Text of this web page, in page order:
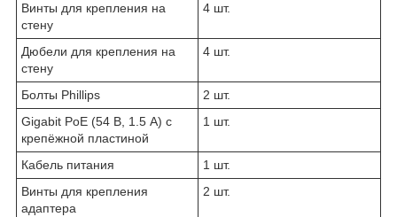
Винты для крепления на
стену
4 шт.
Дюбели для крепления на
стену
4 шт.
Болты Phillips
2 шт.
Gigabit PoE (54 В, 1.5 А) с
крепёжной пластиной
1 шт.
Кабель питания
1 шт.
Винты для крепления
адаптера
2 шт.